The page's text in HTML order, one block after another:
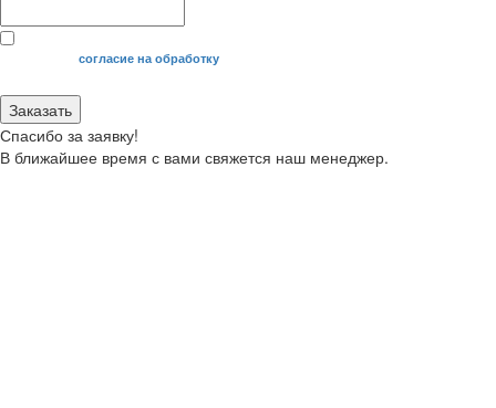
Я даю своесогласие на обработку
Заказать
Спасибо за заявку!
В ближайшее время с вами свяжется наш менеджер.